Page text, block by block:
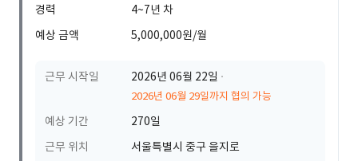
경력
4~7년 차
예상 금액
5,000,000원/월
근무 시작일 2026년 06월 22일
2026년 06월 29일까지 협의 가능
예상 기간
270일
근무 위치
서울특별시 중구 을지로